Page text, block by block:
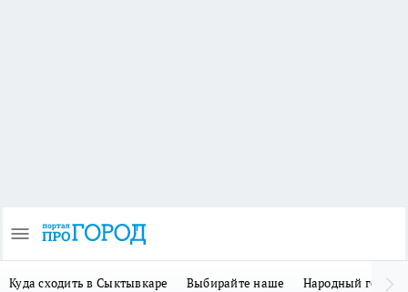
Куда сходить в Сыктывкаре Выбирайте наше Народный герой